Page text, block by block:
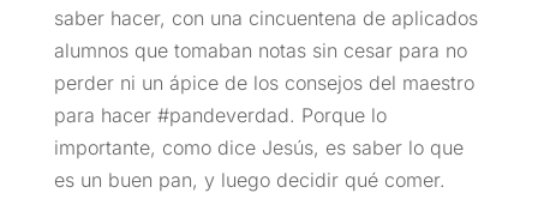
saber hacer, con una cincuentena de aplicados
alumnos que tomaban notas sin cesar para no
perder ni un ápice de los consejos del maestro
para hacer #pandeverdad. Porque lo
importante, como dice Jesús, es saber lo que
es un buen pan, y luego decidir qué comer.